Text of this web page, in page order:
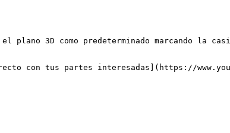
3D como predeterminado marcando la
tus partes interesadas](https://